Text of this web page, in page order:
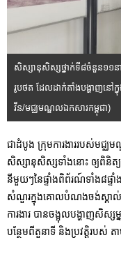
សិស្សានុសិស្សថ្នាក់ទី៨ចំនួន១១ន
រូបថត ដែលដាក់តាំងបង្ហាញនៅក្
វីន/មជ្ឈមណ្ឌលឯកសារកម្ពុជា)
ជាដំបូង ក្រុមការងាររបស់មជ្ឈម
សិស្សានុសិស្សទាំងនោះ ឲ្យពិនិត្
នីមួយៗនៃផ្ទាំងពិព័រណ៍ទាំង៨ផ្
សំណួរក្នុងគោលបំណងចង់ស្គាល់មុ
ការងារ បានចង្អុលបង្ហាញសិស្
បន្ថែមពីតួនាទី និងប្រវត្តិរបស់ ត